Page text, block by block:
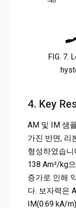
FIG. 7.
4. Key
AM 및 IM 샘
가진 반면, 리
형성하였습
138 Am²/kg
증가로 인해
다. 보자력은
IM(0.69 kA/